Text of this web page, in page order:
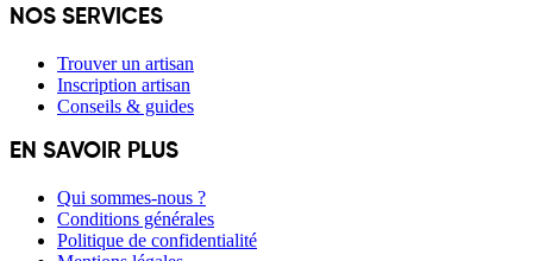
NOS SERVICES
Trouver un artisan
Inscription artisan
Conseils & guides
EN SAVOIR PLUS
Qui sommes-nous ?
Conditions générales
Politique de confidentialité